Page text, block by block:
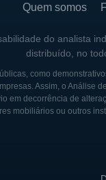
está
negócio da
A empresa
um
como um
Quem somos
do analista
distribuído, no
como
Assim, o Análise
em decorrência de
mobiliários ou outros